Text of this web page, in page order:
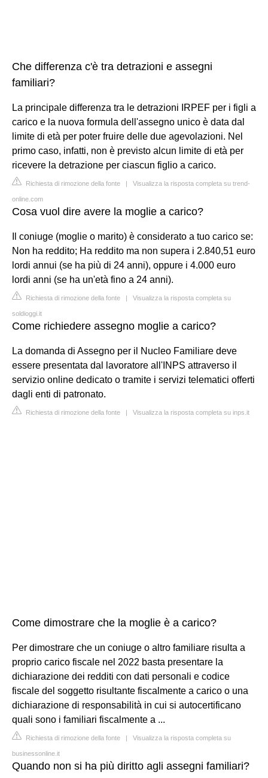
Che differenza c'è tra detrazioni e assegni
familiari?
La principale differenza tra le detrazioni IRPEF per i figli a
carico e la nuova formula dell'assegno unico è data dal
limite di età per poter fruire delle due agevolazioni. Nel
primo caso, infatti, non è previsto alcun limite di età per
ricevere la detrazione per ciascun figlio a carico.
Richiesta di rimozione della fonte | Visualizza la risposta completa su trend-
online.com
Cosa vuol dire avere la moglie a carico?
Il coniuge (moglie o marito) è considerato a tuo carico se:
Non ha reddito; Ha reddito ma non supera i 2.840,51 euro
lordi annui (se ha più di 24 anni), oppure i 4.000 euro
lordi anni (se ha un'età fino a 24 anni).
Richiesta di rimozione della fonte | Visualizza la risposta completa su
soldioggi.it
Come richiedere assegno moglie a carico?
La domanda di Assegno per il Nucleo Familiare deve
essere presentata dal lavoratore all'INPS attraverso il
servizio online dedicato o tramite i servizi telematici offerti
dagli enti di patronato.
Richiesta di rimozione della fonte | Visualizza la risposta completa su inps.it
Come dimostrare che la moglie è a carico?
Per dimostrare che un coniuge o altro familiare risulta a
proprio carico fiscale nel 2022 basta presentare la
dichiarazione dei redditi con dati personali e codice
fiscale del soggetto risultante fiscalmente a carico o una
dichiarazione di responsabilità in cui si autocertificano
quali sono i familiari fiscalmente a ...
Richiesta di rimozione della fonte | Visualizza la risposta completa su
businessonline.it
Quando non si ha più diritto agli assegni familiari?